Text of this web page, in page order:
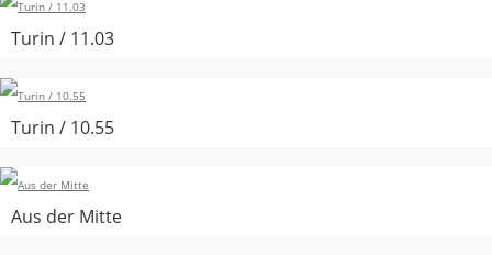
Turin / 11.03
Turin / 10.55
Aus der Mitte